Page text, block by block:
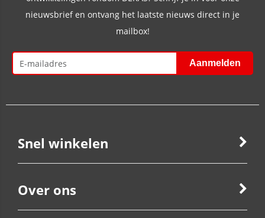
nieuwsbrief en ontvang het laatste nieuws direct in je
mailbox!
Snel winkelen
Over ons